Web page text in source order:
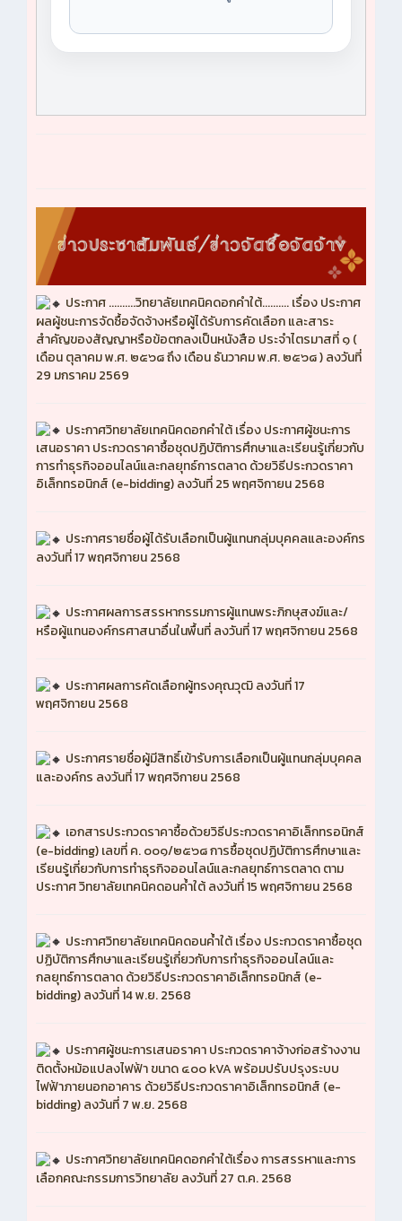
ประกาศ ..........วิทยาลัยเทคนิคดอกคำใต้.......... เรื่อง ประกาศ
ผลผู้ชนะการจัดซื้อจัดจ้างหรือผู้ได้รับการคัดเลือก และสาระ
สำคัญของสัญญาหรือข้อตกลงเป็นหนังสือ ประจำไตรมาสที่ ๑ (
เดือน ตุลาคม พ.ศ. ๒๕๖๘ ถึง เดือน ธันวาคม พ.ศ. ๒๕๖๘ ) ลงวันที่
29 มกราคม 2569
ประกาศวิทยาลัยเทคนิคดอกคำใต้ เรื่อง ประกาศผู้ชนะการ
เสนอราคา ประกวดราคาซื้อชุดปฏิบัติการศึกษาและเรียนรู้เกี่ยวกับ
การทำธุรกิจออนไลน์และกลยุทธ์การตลาด ด้วยวิธีประกวดราคา
อิเล็กทรอนิกส์ (e-bidding) ลงวันที่ 25 พฤศจิกายน 2568
ประกาศรายชื่อผู้ได้รับเลือกเป็นผู้แทนกลุ่มบุคคลและองค์กร
ลงวันที่ 17 พฤศจิกายน 2568
ประกาศผลการสรรหากรรมการผู้แทนพระภิกษุสงฆ์และ/
หรือผู้แทนองค์กรศาสนาอื่นในพื้นที่ ลงวันที่ 17 พฤศจิกายน 2568
ประกาศผลการคัดเลือกผู้ทรงคุณวุฒิ ลงวันที่ 17
พฤศจิกายน 2568
ประกาศรายชื่อผู้มีสิทธิ์เข้ารับการเลือกเป็นผู้แทนกลุ่มบุคคล
และองค์กร ลงวันที่ 17 พฤศจิกายน 2568
เอกสารประกวดราคาซื้อด้วยวิธีประกวดราคาอิเล็กทรอนิกส์
(e-bidding) เลขที่ ค. ๐๐๑/๒๕๖๘ การซื้อชุดปฏิบัติการศึกษาและ
เรียนรู้เกี่ยวกับการทำธุรกิจออนไลน์และกลยุทธ์การตลาด ตาม
ประกาศ วิทยาลัยเทคนิคดอนค้ำใต้ ลงวันที่ 15 พฤศจิกายน 2568
ประกาศวิทยาลัยเทคนิคดอนค้ำใต้ เรื่อง ประกวดราคาซื้อชุด
ปฏิบัติการศึกษาและเรียนรู้เกี่ยวกับการทำธุรกิจออนไลน์และ
กลยุทธ์การตลาด ด้วยวิธีประกวดราคาอิเล็กทรอนิกส์ (e-
bidding) ลงวันที่ 14 พ.ย. 2568
ประกาศผู้ชนะการเสนอราคา ประกวดราคาจ้างก่อสร้างงาน
ติดตั้งหม้อแปลงไฟฟ้า ขนาด ๔๐๐ kVA พร้อมปรับปรุงระบบ
ไฟฟ้าภายนอกอาคาร ด้วยวิธีประกวดราคาอิเล็กทรอนิกส์ (e-
bidding) ลงวันที่ 7 พ.ย. 2568
ประกาศวิทยาลัยเทคนิคดอกคำใต้เรื่อง การสรรหาและการ
เลือกคณะกรรมการวิทยาลัย ลงวันที่ 27 ต.ค. 2568